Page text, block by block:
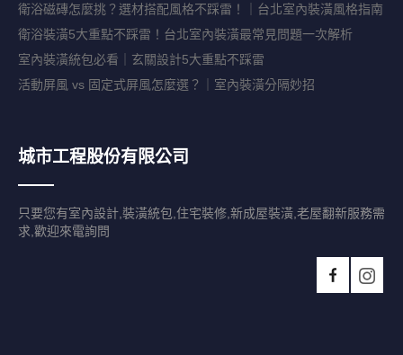
衛浴磁磚怎麼挑？選材搭配風格不踩雷！｜台北室內裝潢風格指南
衛浴裝潢5大重點不踩雷！台北室內裝潢最常見問題一次解析
室內裝潢統包必看｜玄關設計5大重點不踩雷
活動屏風 vs 固定式屏風怎麼選？｜室內裝潢分隔妙招
城市工程股份有限公司
只要您有室內設計,裝潢統包,住宅裝修,新成屋裝潢,老屋翻新服務需
求,歡迎來電詢問